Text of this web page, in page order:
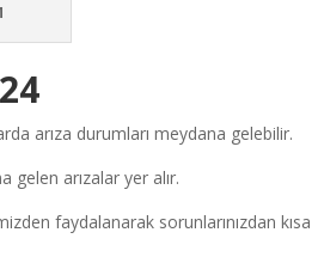
arıza durumları meydana gelebilir.
gelen arızalar yer alır.
faydalanarak sorunlarınızdan kısa